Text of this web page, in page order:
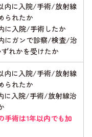
内に入院/手術/放射線
られたか
に入院/手術したか
内にガンで診察/検査/治
れかを受けたか
内に入院/手術/放射線
られたか
に入院/手術/放射線治
術は1年以内でも加